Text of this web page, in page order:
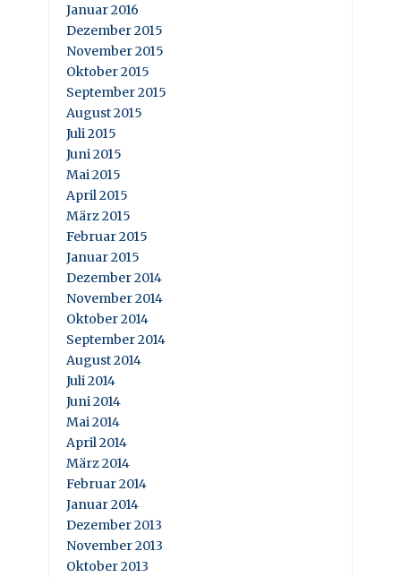
Januar 2016
Dezember 2015
November 2015
Oktober 2015
September 2015
August 2015
Juli 2015
Juni 2015
Mai 2015
April 2015
März 2015
Februar 2015
Januar 2015
Dezember 2014
November 2014
Oktober 2014
September 2014
August 2014
Juli 2014
Juni 2014
Mai 2014
April 2014
März 2014
Februar 2014
Januar 2014
Dezember 2013
November 2013
Oktober 2013